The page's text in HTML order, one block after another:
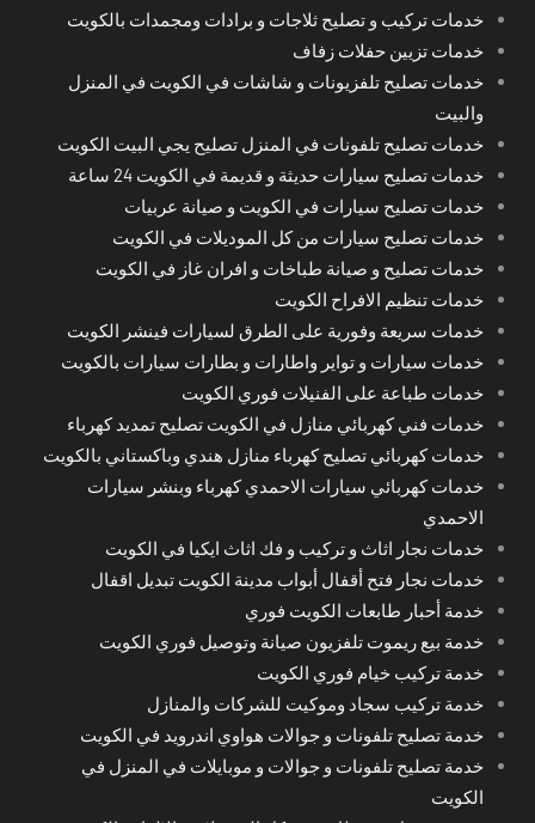
خدمات تركيب و تصليح ثلاجات و برادات ومجمدات بالكويت
خدمات تزيين حفلات زفاف
خدمات تصليح تلفزيونات و شاشات في الكويت في المنزل
والبيت
خدمات تصليح تلفونات في المنزل تصليح يجي البيت الكويت
خدمات تصليح سيارات حديثة و قديمة في الكويت 24 ساعة
خدمات تصليح سيارات في الكويت و صيانة عربيات
خدمات تصليح سيارات من كل الموديلات في الكويت
خدمات تصليح و صيانة طباخات و افران غاز في الكويت
خدمات تنظيم الافراح الكويت
خدمات سريعة وفورية على الطرق لسيارات فينشر الكويت
خدمات سيارات و تواير واطارات و بطارات سيارات بالكويت
خدمات طباعة على الفنيلات فوري الكويت
خدمات فني كهربائي منازل في الكويت تصليح تمديد كهرباء
خدمات كهربائي تصليح كهرباء منازل هندي وباكستاني بالكويت
خدمات كهربائي سيارات الاحمدي كهرباء وبنشر سيارات
الاحمدي
خدمات نجار اثاث و تركيب و فك اثاث ايكيا في الكويت
خدمات نجار فتح أقفال أبواب مدينة الكويت تبديل اقفال
خدمة أحبار طابعات الكويت فوري
خدمة بيع ريموت تلفزيون صيانة وتوصيل فوري الكويت
خدمة تركيب خيام فوري الكويت
خدمة تركيب سجاد وموكيت للشركات والمنازل
خدمة تصليح تلفونات و جوالات هواوي اندرويد في الكويت
خدمة تصليح تلفونات و جوالات و موبايلات في المنزل في
الكويت